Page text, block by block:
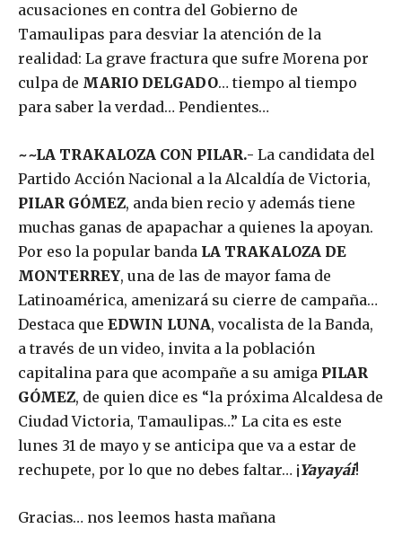
acusaciones en contra del Gobierno de
Tamaulipas para desviar la atención de la
realidad: La grave fractura que sufre Morena por
culpa de MARIO DELGADO… tiempo al tiempo
para saber la verdad… Pendientes…
~~LA TRAKALOZA CON PILAR.- La candidata del
Partido Acción Nacional a la Alcaldía de Victoria,
PILAR GÓMEZ, anda bien recio y además tiene
muchas ganas de apapachar a quienes la apoyan.
Por eso la popular banda LA TRAKALOZA DE
MONTERREY, una de las de mayor fama de
Latinoamérica, amenizará su cierre de campaña…
Destaca que EDWIN LUNA, vocalista de la Banda,
a través de un video, invita a la población
capitalina para que acompañe a su amiga PILAR
GÓMEZ, de quien dice es “la próxima Alcaldesa de
Ciudad Victoria, Tamaulipas…” La cita es este
lunes 31 de mayo y se anticipa que va a estar de
rechupete, por lo que no debes faltar… ¡Yayayái!
Gracias… nos leemos hasta mañana